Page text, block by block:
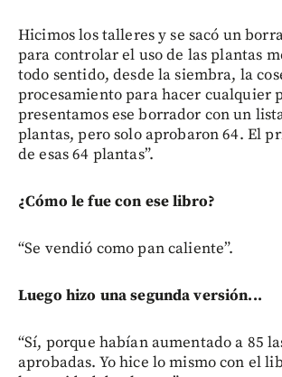
Hicimos los talleres y se sacó un
para controlar el uso de las plantas
todo sentido, desde la siembra, la
procesamiento para hacer cualquier
presentamos ese borrador con un
plantas, pero solo aprobaron 64. El
de esas 64 plantas”.
¿Cómo le fue con ese libro?
“Se vendió como pan caliente”.
Luego hizo una segunda versión...
“Sí, porque habían aumentado a 85
aprobadas. Yo hice lo mismo con el